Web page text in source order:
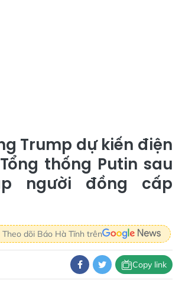
Trump dự kiến điện
thống Putin sau
người đồng cấp
Theo dõi Báo Hà Tĩnh trên
Copy link